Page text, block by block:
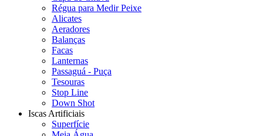
Régua para Medir Peixe
Alicates
Aeradores
Balanças
Facas
Lanternas
Passaguá - Puça
Tesouras
Stop Line
Down Shot
Iscas Artificiais
Superfície